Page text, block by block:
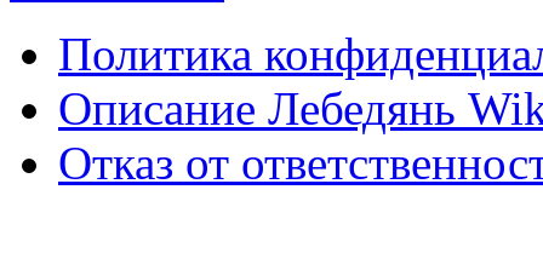
Политика
Описание Лебедянь
Отказ от